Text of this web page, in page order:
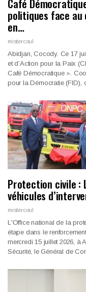
Café
politiques face
en…
mistercoul
Abidjan, Cocody. Ce 17
et d’Action pour la Paix
Café Démocratique ».
pour la Démocratie (FID),
Protection civile :
véhicules
mistercoul
L'Office national de la
étape dans le
mercredi 15 juillet 2026, à
Sécurité, le Général de